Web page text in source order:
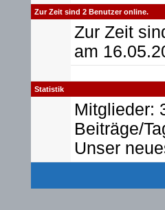
Zur Zeit sind 2 Benutzer online.
Zur Zeit
am
Statistik
Mitglieder:
Beiträge/
Unser